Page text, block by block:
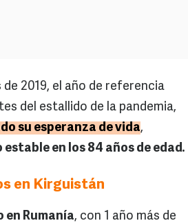
2019, el año de referencia
del estallido de la pandemia,
su esperanza de vida,
en los 84 años de edad.
en Kirguistán
en Rumanía, con 1 año más de